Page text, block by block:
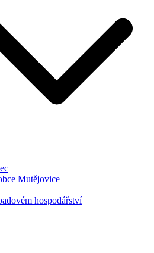
Mutějovice
hospodářství